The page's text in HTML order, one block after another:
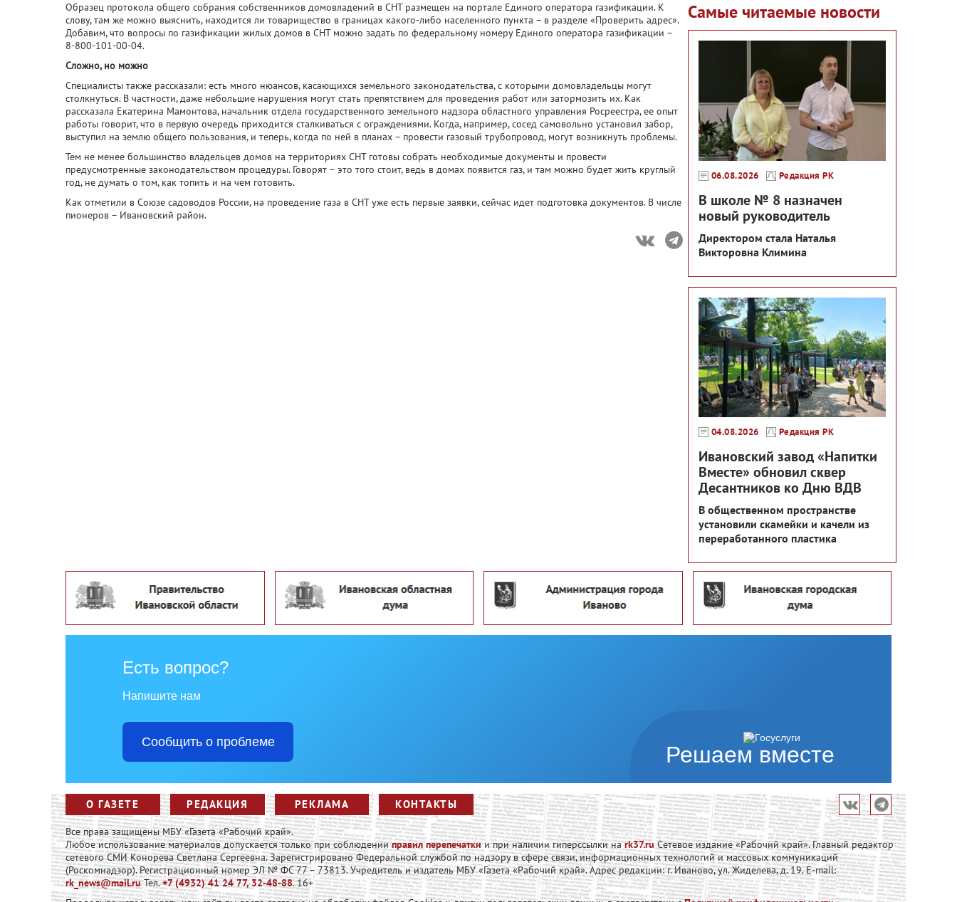
Образец протокола общего собрания собственников домовладений в СНТ размещен на портале Единого оператора газификации. К
слову, там же можно выяснить, находится ли товарищество в границах какого-либо населенного пункта – в разделе «Проверить адрес».
Добавим, что вопросы по газификации жилых домов в СНТ можно задать по федеральному номеру Единого оператора газификации –
8-800-101-00-04.
Сложно, но можно
Специалисты также рассказали: есть много нюансов, касающихся земельного законодательства, с которыми домовладельцы могут
столкнуться. В частности, даже небольшие нарушения могут стать препятствием для проведения работ или затормозить их. Как
рассказала Екатерина Мамонтова, начальник отдела государственного земельного надзора областного управления Росреестра, ее опыт
работы говорит, что в первую очередь приходится сталкиваться с ограждениями. Когда, например, сосед самовольно установил забор,
выступил на землю общего пользования, и теперь, когда по ней в планах – провести газовый трубопровод, могут возникнуть проблемы.
Тем не менее большинство владельцев домов на территориях СНТ готовы собрать необходимые документы и провести
предусмотренные законодательством процедуры. Говорят – это того стоит, ведь в домах появится газ, и там можно будет жить круглый
год, не думать о том, как топить и на чем готовить.
Как отметили в Союзе садоводов России, на проведение газа в СНТ уже есть первые заявки, сейчас идет подготовка документов. В числе
пионеров – Ивановский район.
Самые читаемые новости
06.08.2026 Редакция РК
В школе № 8 назначен
новый руководитель
Директором стала Наталья
Викторовна Климина
04.08.2026 Редакция РК
Ивановский завод «Напитки
Вместе» обновил сквер
Десантников ко Дню ВДВ
В общественном пространстве
установили скамейки и качели из
переработанного пластика
Решаем вместе
Есть вопрос?
Напишите нам
Сообщить о проблеме
О ГАЗЕТЕ РЕДАКЦИЯ РЕКЛАМА КОНТАКТЫ
Все права защищены МБУ «Газета «Рабочий край».
Любое использование материалов допускается только при соблюденииправил перепечаткии при наличии гиперссылки наrk37.ru Сетевое издание «Рабочий край». Главный редактор
сетевого СМИ Конорева Светлана Сергеевна. Зарегистрировано Федеральной службой по надзору в сфере связи, информационных технологий и массовых коммуникаций
(Роскомнадзор). Регистрационный номер ЭЛ № ФС 77 – 73813. Учредитель и издатель МБУ «Газета «Рабочий край». Адрес редакции: г. Иваново, ул. Жиделева, д. 19. E-mail:
rk_news@mail.ruТел.+7 (4932) 41 24 77, 32-48-88. 16+